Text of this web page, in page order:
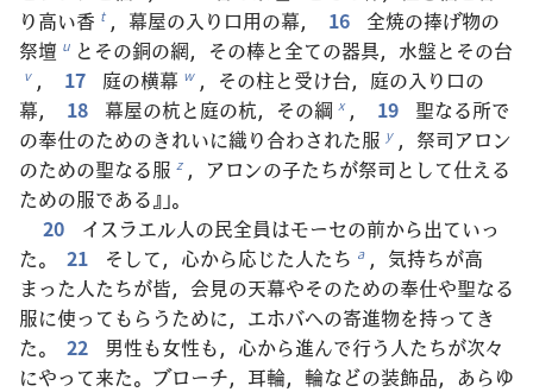
り高い香 t ，幕屋の入り口用の幕， 16
全焼の捧げ物の
祭壇 u とその銅の網，その棒と全ての器具，水盤とその台
v ， 17 庭の横幕 w ，その柱と受け台，庭の入り口の
幕，
18 幕屋の杭と庭の杭，その綱 x ， 19
聖なる所で
の奉仕のためのきれいに織り合わされた服 y ，祭司アロン
のための聖なる服 z ，アロンの子たちが祭司として仕える
ための服である』」。
20
イスラエル人の民全員はモーセの前から出ていっ
た。
21 そして，心から応じた人たち a ，気持ちが高
まった人たちが皆，会見の天幕やそのための奉仕や聖なる
服に使ってもらうために，エホバへの寄進物を持ってき
た。
22
男性も女性も，心から進んで行う人たちが次々
にやって来た。ブローチ，耳輪，輪などの装飾品，あらゆ